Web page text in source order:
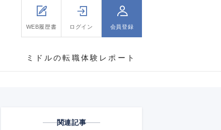
WEB履歴書 ログイン 会員登録
ミドルの転職体験レポート
関連記事